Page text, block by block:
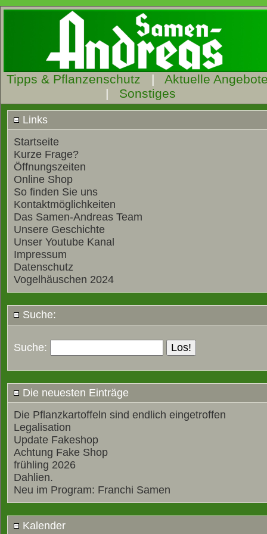
Tipps & Pflanzenschutz | Aktuelle
| Sonstiges
Links
Startseite
Kurze Frage?
Öffnungszeiten
Online Shop
So finden Sie uns
Kontaktmöglichkeiten
Das Samen-Andreas Team
Unsere Geschichte
Unser Youtube Kanal
Impressum
Datenschutz
Vogelhäuschen 2024
Suche:
Suche:
Die neuesten Einträge
Die Pflanzkartoffeln sind endlich eingetroffen
Legalisation
Update Fakeshop
Achtung Fake Shop
frühling 2026
Dahlien.
Neu im Program: Franchi Samen
Kalender